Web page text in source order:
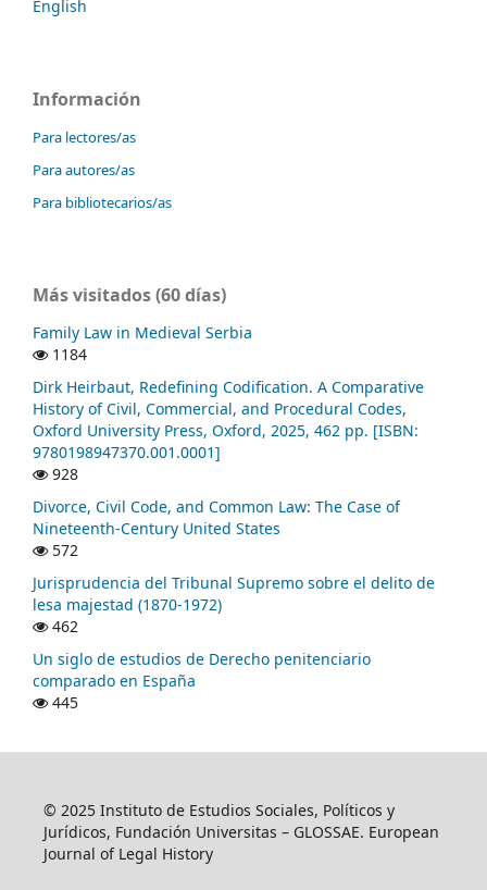
English
Información
Para lectores/as
Para autores/as
Para bibliotecarios/as
Más visitados (60 días)
Family Law in Medieval Serbia
1184
Dirk Heirbaut, Redefining Codification. A Comparative
History of Civil, Commercial, and Procedural Codes,
Oxford University Press, Oxford, 2025, 462 pp. [ISBN:
9780198947370.001.0001]
928
Divorce, Civil Code, and Common Law: The Case of
Nineteenth-Century United States
572
Jurisprudencia del Tribunal Supremo sobre el delito de
lesa majestad (1870-1972)
462
Un siglo de estudios de Derecho penitenciario
comparado en España
445
© 2025 Instituto de Estudios Sociales, Políticos y
Jurídicos, Fundación Universitas – GLOSSAE. European
Journal of Legal History